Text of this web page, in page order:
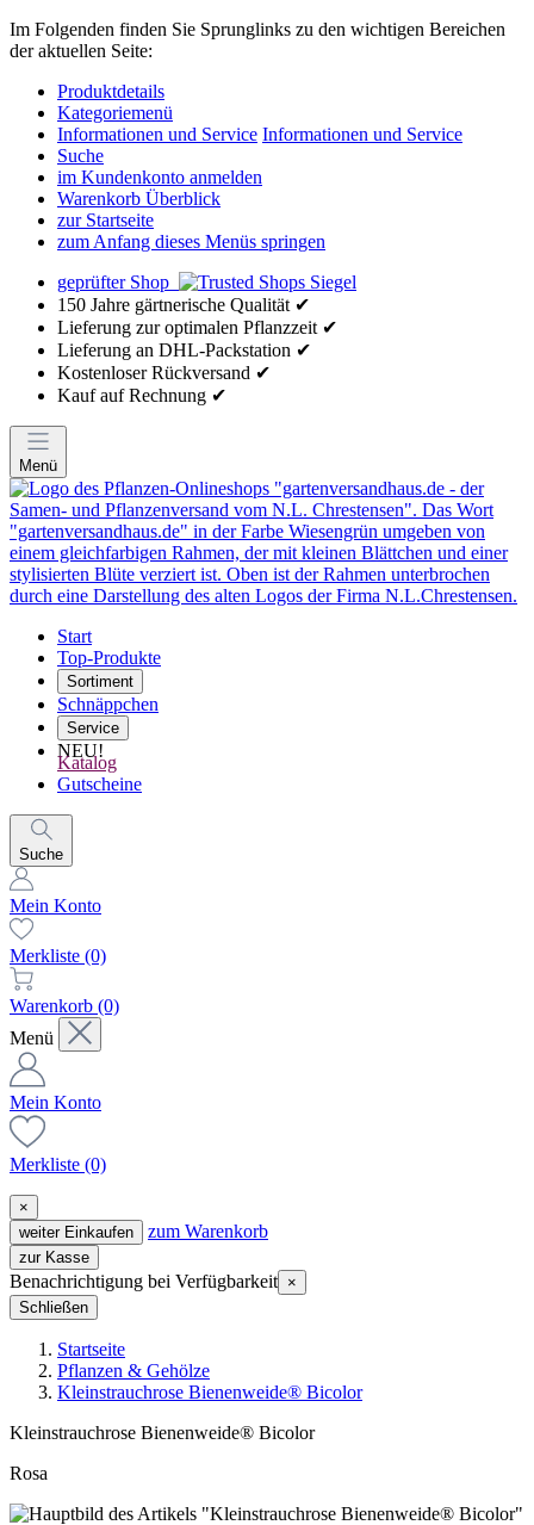
Im Folgenden finden Sie Sprunglinks zu den wichtigen Bereichen
der aktuellen Seite:
Produktdetails
Kategoriemenü
Informationen und Service Informationen und Service
Suche
im Kundenkonto anmelden
Warenkorb Überblick
zur Startseite
zum Anfang dieses Menüs springen
geprüfter Shop
150 Jahre gärtnerische Qualität ✔
Lieferung zur optimalen Pflanzzeit ✔
Lieferung an DHL-Packstation ✔
Kostenloser Rückversand ✔
Kauf auf Rechnung ✔
Menü
Start
Top-Produkte
Sortiment
Schnäppchen
Service
NEU!
Katalog
Gutscheine
Suche
Mein Konto
Merkliste (0)
Warenkorb (0)
Menü
Mein Konto
Merkliste (0)
×
weiter Einkaufen
zum Warenkorb
zur Kasse
Benachrichtigung bei Verfügbarkeit ×
Schließen
Startseite
Pflanzen & Gehölze
Kleinstrauchrose Bienenweide® Bicolor
Kleinstrauchrose Bienenweide® Bicolor
Rosa